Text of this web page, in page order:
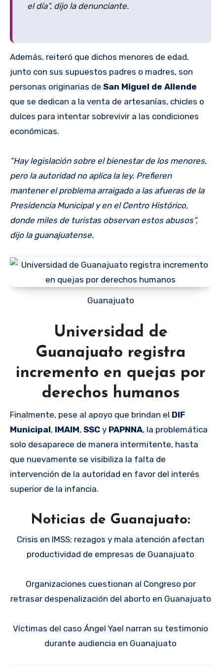
el día”, dijo la denunciante.
Además, reiteró que dichos menores de edad,
junto con sus supuestos padres o madres, son
personas originarias de San Miguel de Allende
que se dedican a la venta de artesanías, chicles o
dulces para intentar sobrevivir a las condiciones
económicas.
“Hay legislación sobre el bienestar de los menores,
pero la autoridad no aplica la ley. Prefieren
mantener el problema arraigado a las afueras de la
Presidencia Municipal y en el Centro Histórico,
donde miles de turistas observan estos abusos”,
dijo la guanajuatense.
Guanajuato
Universidad de
Guanajuato registra
incremento en quejas por
derechos humanos
Finalmente, pese al apoyo que brindan el DIF
Municipal, IMAIM, SSC y PAPNNA, la problemática
solo desaparece de manera intermitente, hasta
que nuevamente se visibiliza la falta de
intervención de la autoridad en favor del interés
superior de la infancia.
Noticias de Guanajuato:
Crisis en IMSS: rezagos y mala atención afectan
productividad de empresas de Guanajuato
Organizaciones cuestionan al Congreso por
retrasar despenalización del aborto en Guanajuato
Víctimas del caso Ángel Yael narran su testimonio
durante audiencia en Guanajuato